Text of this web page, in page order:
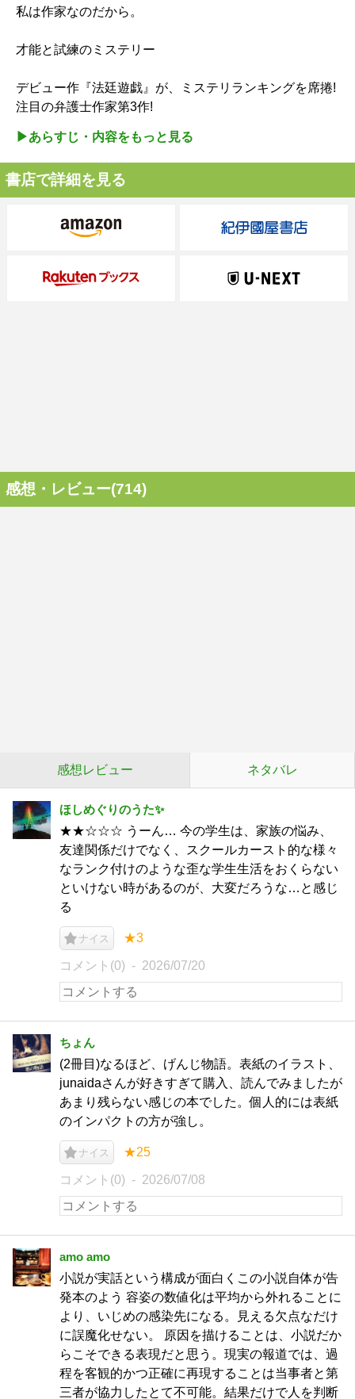
私は作家なのだから。
才能と試練のミステリー
デビュー作『法廷遊戯』が、ミステリランキングを席捲!
注目の弁護士作家第3作!
▶︎あらすじ・内容をもっと見る
書店で詳細を見る
感想・レビュー(714)
感想レビュー ネタバレ
ほしめぐりのうた✨
★★☆☆☆ うーん… 今の学生は、家族の悩み、
友達関係だけでなく、スクールカースト的な様々
なランク付けのような歪な学生生活をおくらない
といけない時があるのが、大変だろうな…と感じ
る
ナイス ★3
コメント(0) 2026/07/20
ちょん
(2冊目)なるほど、げんじ物語。表紙のイラスト、
junaidaさんが好きすぎて購入、読んでみましたが
あまり残らない感じの本でした。個人的には表紙
のインパクトの方が強し。
ナイス ★25
コメント(0) 2026/07/08
amo amo
小説が実話という構成が面白くこの小説自体が告
発本のよう 容姿の数値化は平均から外れることに
より、いじめの感染先になる。見える欠点なだけ
に誤魔化せない。 原因を描けることは、小説だか
らこそできる表現だと思う。現実の報道では、過
程を客観的かつ正確に再現することは当事者と第
三者が協力したとて不可能。結果だけで人を判断